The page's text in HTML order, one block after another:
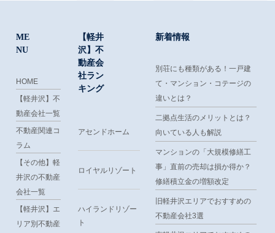
ME
NU
HOME
【軽井沢】不
動産会社一覧
不動産関連コ
ラム
【その他】軽
井沢の不動産
会社一覧
【軽井沢】エ
リア別不動産
【軽井
沢】不
動産会
社ラン
キング
アセンドホーム
ロイヤルリゾート
ハイランドリゾー
ト
新着情報
別荘にも種類がある！一戸建
て・マンション・コテージの
違いとは？
二拠点生活のメリットとは？
向いている人も解説
マンションの「大規模修繕工
事」直前の売却は損か得か？
修繕積立金の増額改定
旧軽井沢エリアでおすすめの
不動産会社3選